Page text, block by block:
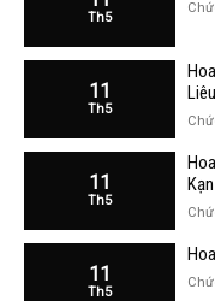
Th5
11
Th5
Liêu
11
Th5
Kạn
11
Th5